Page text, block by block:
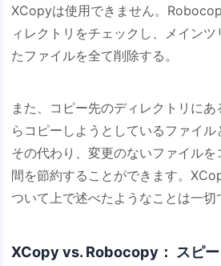
XCopyは使用できません。
ィレクトリをチェックし、メイン
たファイルを全て削除する。
また、コピー先のディレクトリに
らコピーしようとしているファイル
その代わり、変更のないファイル
間を節約することができます。
ついて上で述べたようなことは一切
XCopy vs. Robocopy： スピー